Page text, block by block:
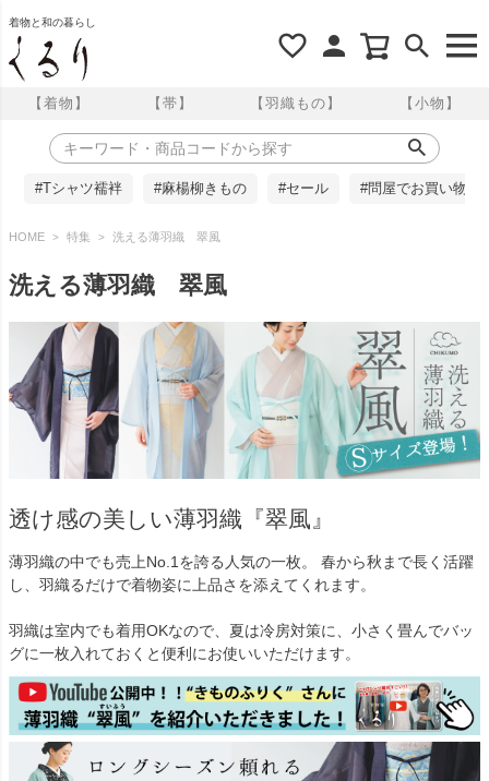
着物と和の暮らし
【着物】 【帯】 【羽織もの】 【小物】
#Tシャツ襦袢 #麻楊柳きもの #セール #問屋でお買い物
HOME 特集 洗える薄羽織 翠風
洗える薄羽織 翠風
透け感の美しい薄羽織『翠風』
薄羽織の中でも売上No.1を誇る人気の一枚。 春から秋まで長く活躍
し、羽織るだけで着物姿に上品さを添えてくれます。
羽織は室内でも着用OKなので、夏は冷房対策に、小さく畳んでバッ
グに一枚入れておくと便利にお使いいただけます。